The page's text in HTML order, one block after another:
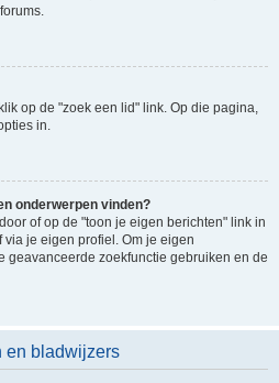
op de "zoek een lid" link. Op die pagina,
in.
onderwerpen vinden?
of op de "toon je eigen berichten" link in
je eigen profiel. Om je eigen
geavanceerde zoekfunctie gebruiken en de
en bladwijzers